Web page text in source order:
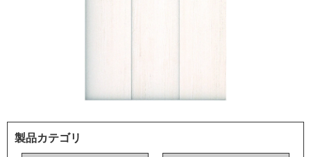
製品カテゴリ